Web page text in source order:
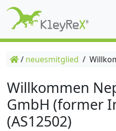
/ neuesmitglied /
Willkommen
GmbH (former
(AS12502)